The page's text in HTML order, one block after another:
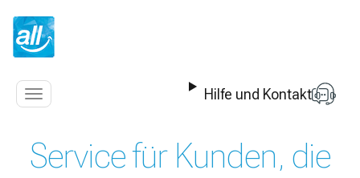
Navigation
Hilfe und Kontakt
Service für Kunden, die